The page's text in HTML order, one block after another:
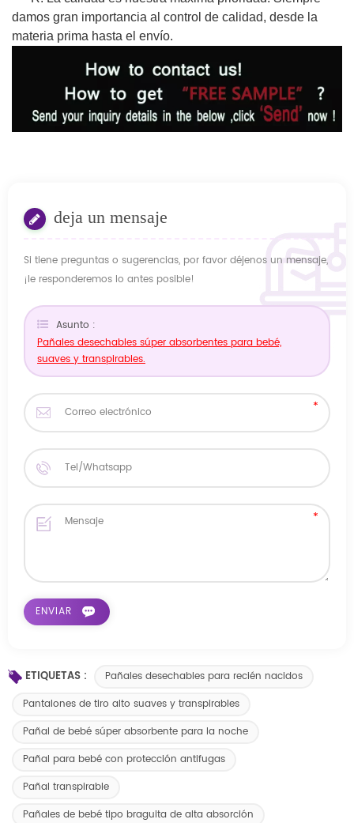
damos gran importancia al control de calidad, desde la
materia prima hasta el envío.
deja un mensaje
Si tiene preguntas o sugerencias, por favor déjenos un mensaje,
¡le responderemos lo antes posible!
Asunto :
Pañales desechables súper absorbentes para bebé,
suaves y transpirables.
ETIQUETAS :
Pañales desechables para recién nacidos
Pantalones de tiro alto suaves y transpirables
Pañal de bebé súper absorbente para la noche
Pañal para bebé con protección antifugas
Pañal transpirable
Pañales de bebé tipo braguita de alta absorción